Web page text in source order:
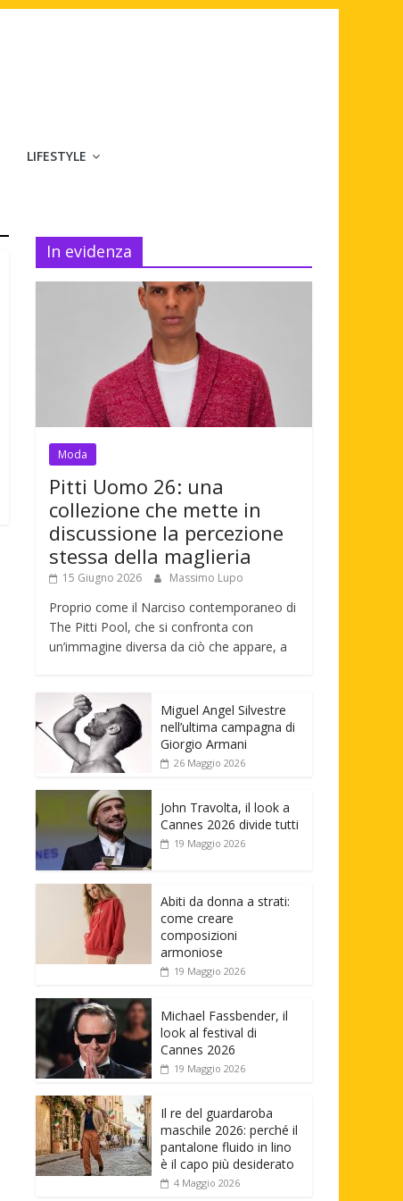
LIFESTYLE
In evidenza
Moda
Pitti Uomo 26: una
collezione che mette in
discussione la percezione
stessa della maglieria
15 Giugno 2026 Massimo Lupo
Proprio come il Narciso contemporaneo di
The Pitti Pool, che si confronta con
un’immagine diversa da ciò che appare, a
Miguel Angel Silvestre
nell’ultima campagna di
Giorgio Armani
26 Maggio 2026
John Travolta, il look a
Cannes 2026 divide tutti
19 Maggio 2026
Abiti da donna a strati:
come creare
composizioni
armoniose
19 Maggio 2026
Michael Fassbender, il
look al festival di
Cannes 2026
19 Maggio 2026
Il re del guardaroba
maschile 2026: perché il
pantalone fluido in lino
è il capo più desiderato
4 Maggio 2026